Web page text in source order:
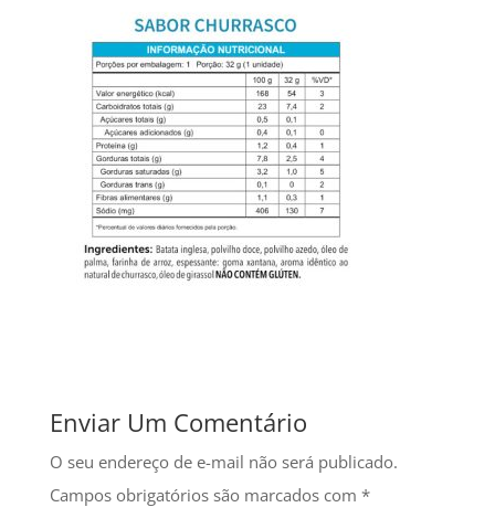
Enviar Um Comentário
O seu endereço de e-mail não será publicado.
Campos obrigatórios são marcados com *